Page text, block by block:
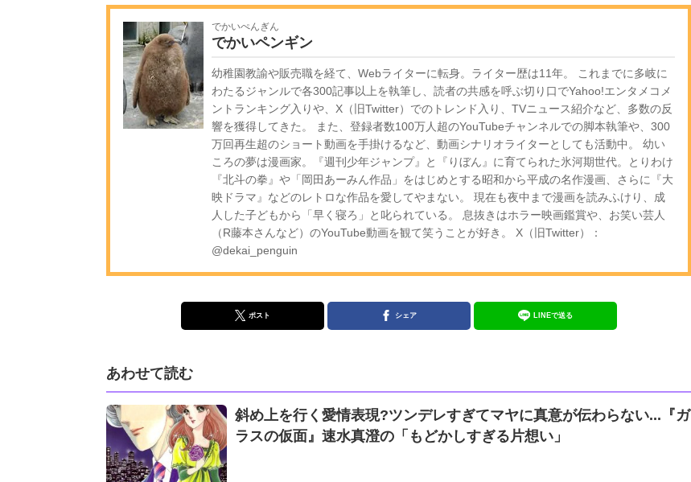
でかいぺんぎん
でかいペンギン
幼稚園教諭や販売職を経て、Webライターに転身。ライター歴は11年。 これまでに多岐に
わたるジャンルで各300記事以上を執筆し、読者の共感を呼ぶ切り口でYahoo!エンタメコメ
ントランキング入りや、X（旧Twitter）でのトレンド入り、TVニュース紹介など、多数の反
響を獲得してきた。 また、登録者数100万人超のYouTubeチャンネルでの脚本執筆や、300
万回再生超のショート動画を手掛けるなど、動画シナリオライターとしても活動中。 幼い
ころの夢は漫画家。『週刊少年ジャンプ』と『りぼん』に育てられた氷河期世代。とりわけ
『北斗の拳』や「岡田あーみん作品」をはじめとする昭和から平成の名作漫画、さらに『大
映ドラマ』などのレトロな作品を愛してやまない。 現在も夜中まで漫画を読みふけり、成
人した子どもから「早く寝ろ」と叱られている。 息抜きはホラー映画鑑賞や、お笑い芸人
（R藤本さんなど）のYouTube動画を観て笑うことが好き。 X（旧Twitter）：
@dekai_penguin
ポスト シェア LINEで送る
あわせて読む
斜め上を行く愛情表現?ツンデレすぎてマヤに真意が伝わらない...『ガ
ラスの仮面』速水真澄の「もどかしすぎる片想い」